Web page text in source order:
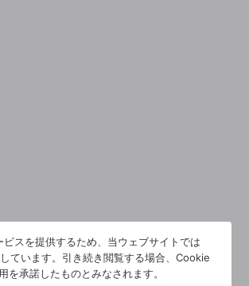
ビスを提供するため、当ウェブサイトでは
ています。引き続き閲覧する場合、Cookie
を承諾したものとみなされます。